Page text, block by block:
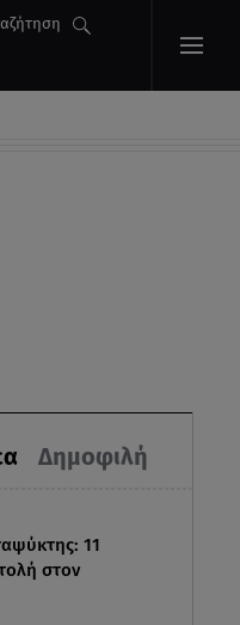
Δημοφιλή
11
στον